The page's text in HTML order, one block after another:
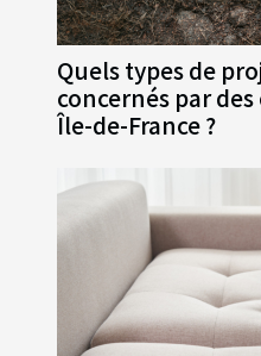
Quels types de
concernés par
Île-de-France ?